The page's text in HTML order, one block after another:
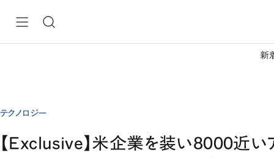
新
テクノロジー
【Exclusive】米企業を装い8000近い